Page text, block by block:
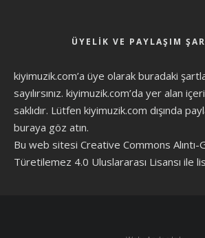
ÜYELIK VE PAYLAŞIM
kiyimuzik.com’a üye olarak buradaki
sayılırsınız. kiyimuzik.com’da yer alan
saklıdır. Lütfen kiyimuzik.com dışında
buraya göz atın.
Bu web sitesi Creative Commons Alıntı-
Türetilemez 4.0 Uluslararası Lisansı ile